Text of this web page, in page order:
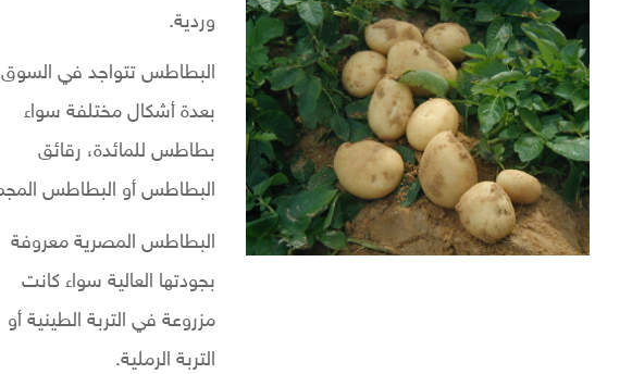
وردية.
البطاطس تتواجد في السوق
بعدة أشكال مختلفة سواء
بطاطس للمائدة، رقائق
البطاطس أو البطاطس
البطاطس المصرية معروفة
بجودتها العالية سواء كانت
مزروعة في التربة الطينية أو
التربة الرملية.